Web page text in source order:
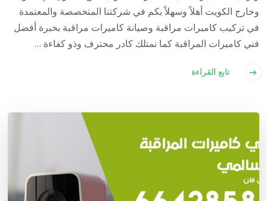
وخارج الكويت أهلاً وسهلاً بكم في شركتنا المتخصصة والمعتمدة
في تركيب كاميرات مراقبة وصيانة كاميرات مراقبة بخبرة أفضل
فني كاميرات المراقبة كما نمتلك كادر محترف وذو كفاءة …
تابع القراءة